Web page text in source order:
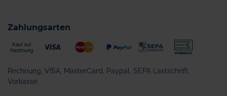
Zahlungsarten
Rechnung, VISA, MasterCard, Paypal, SEPA Lastschrift,
Vorkasse